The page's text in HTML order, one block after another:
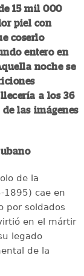
15 mil 000
piel con
coserlo
entero en
noche se
a los 36
las imágenes
de la
1895) cae en
por soldados
en el mártir
legado
de la